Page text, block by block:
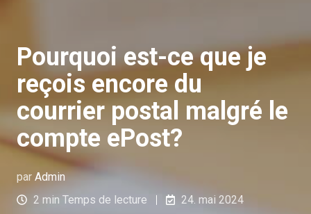
Pourquoi est-ce que je
reçois encore du
courrier postal malgré le
compte ePost?
par Admin
2 min Temps de lecture
24. mai 2024